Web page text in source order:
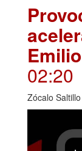
02:20
Zócalo Saltillo